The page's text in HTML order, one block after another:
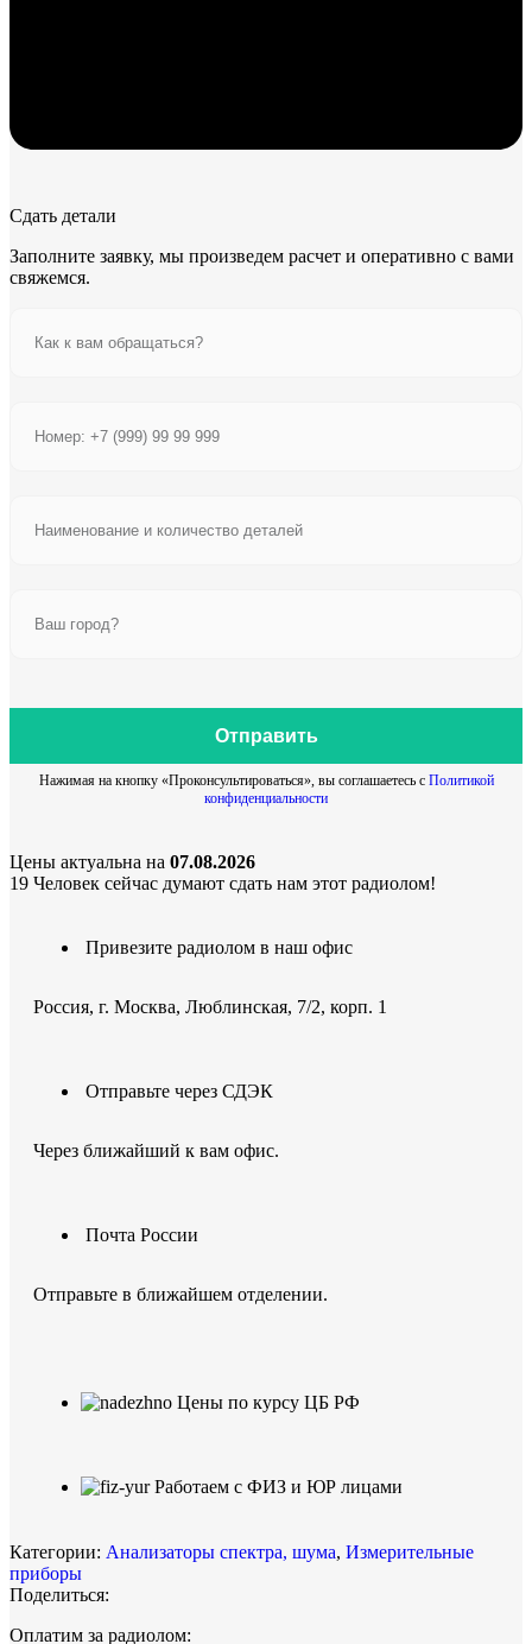
Сдать детали
Заполните заявку, мы произведем расчет и оперативно с вами
свяжемся.
Отправить
Нажимая на кнопку «Проконсультироваться», вы соглашаетесь с Политикой
конфиденциальности
Цены актуальна на 07.08.2026
19 Человек сейчас думают сдать нам этот радиолом!
Привезите радиолом в наш офис
Россия, г. Москва, Люблинская, 7/2, корп. 1
Отправьте через СДЭК
Через ближайший к вам офис.
Почта России
Отправьте в ближайшем отделении.
Цены по курсу ЦБ РФ
Работаем с ФИЗ и ЮР лицами
Категории: Анализаторы спектра, шума, Измерительные
приборы
Поделиться:
Оплатим за радиолом: